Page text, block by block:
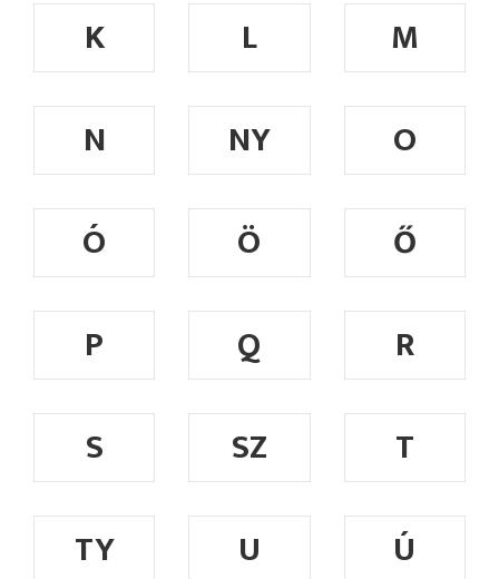
K
L
M
N
NY
O
Ó
Ö
Ő
P
Q
R
S
SZ
T
TY
U
Ú